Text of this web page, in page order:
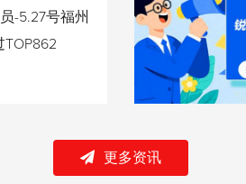
-5.27号福州
TOP862
更多资讯